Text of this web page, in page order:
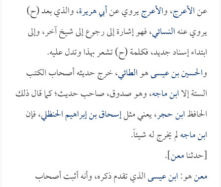
عنالأعرج، والأعرجيروي عنأبي هريرة، والذي بعد (ح)
يروي عنهالنسائي، فهو إشارة إلى رجوع إلى شيخ آخر، وإلى
ابتداء إسناد جديد، فكلمة (ح) تشعر بهذا وتدل عليه.
والحسين بن عيسىهوالطائي، خرج حديثه أصحاب الكتب
الستة إلاابن ماجه، وهو صدوق، صاحب حديث؛ كما قال ذلك
الحافظابن حجر، يعني مثلإسحاق بن إبراهيم الحنظلي، فإن
ابن ماجهلم يخرج له شيئاً.
[حدثنامعن].
معنهو:ابن عيسىالذي تقدم ذكره، وأنه أثبت أصحاب